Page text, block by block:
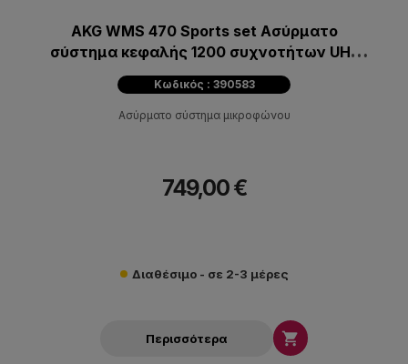
AKG WMS 470 Sports set Ασύρματο
σύστημα κεφαλής 1200 συχνοτήτων UHF
true diversi
Κωδικός : 390583
Ασύρματο σύστημα μικροφώνου
749,00 €
Διαθέσιμο - σε 2-3 μέρες
Περισσότερα 